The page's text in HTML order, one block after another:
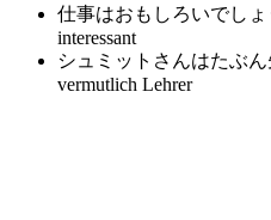
仕事はおもしろいでしょ
interessant
シュミットさんはたぶん
vermutlich Lehrer